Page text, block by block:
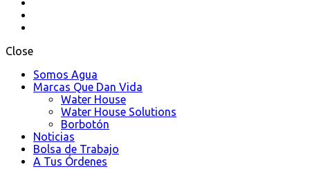
Close
Somos Agua
Marcas Que Dan Vida
Water House
Water House Solutions
Borbotón
Noticias
Bolsa de Trabajo
A Tus Órdenes